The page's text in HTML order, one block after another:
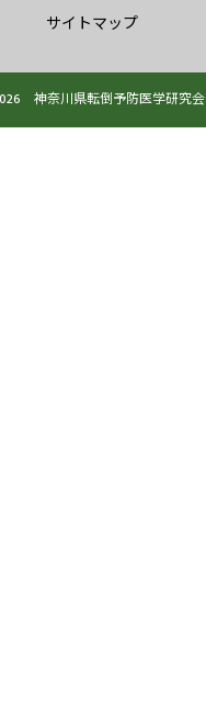
サイトマップ
神奈川県転倒予防医学研究会